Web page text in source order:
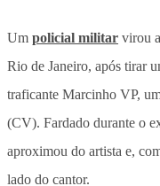
Um policial militar virou
Rio de Janeiro, após tirar
traficante Marcinho VP,
(CV). Fardado durante o
aproximou do artista e,
lado do cantor.